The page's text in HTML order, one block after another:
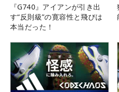
『G740』アイアンが引き出
す“反則級”の寛容性と飛びは
本当だった！